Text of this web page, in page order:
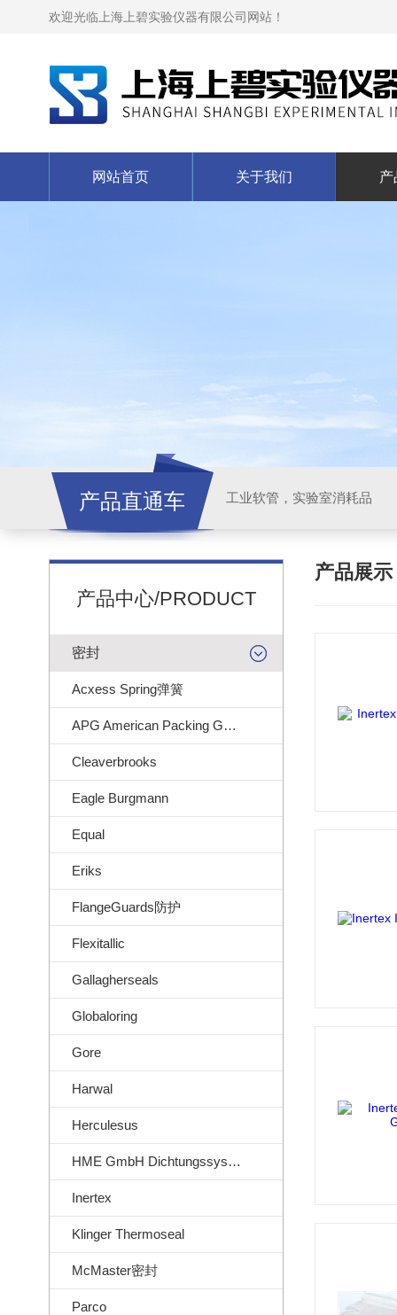
欢迎光临上海上碧实验仪器有限公司网站！
网站首页 关于我们 产
产品直通车 工业软管，实验室消耗品
产品中心/PRODUCT
密封
Acxess Spring弹簧
APG American Packing Gasket
Cleaverbrooks
Eagle Burgmann
Equal
Eriks
FlangeGuards防护
Flexitallic
Gallagherseals
Globaloring
Gore
Harwal
Herculesus
HME GmbH Dichtungssysteme
Inertex
Klinger Thermoseal
McMaster密封
Parco
产品展示